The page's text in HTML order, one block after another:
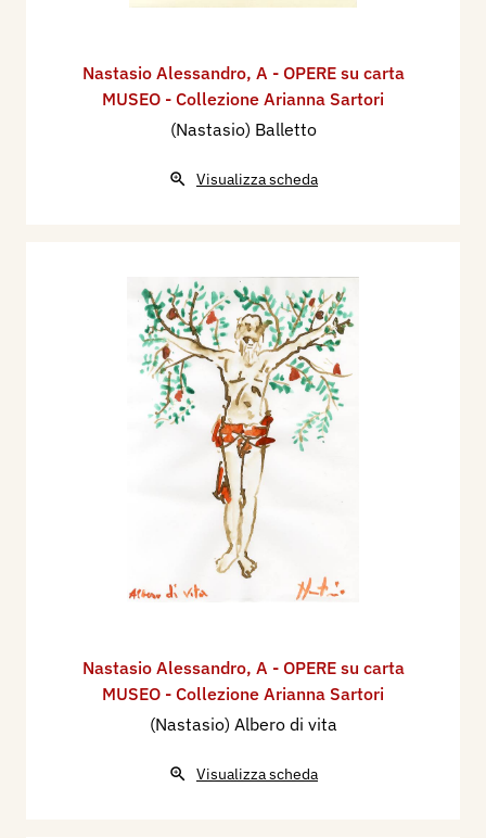
Nastasio Alessandro, A - OPERE su carta
MUSEO - Collezione Arianna Sartori
(Nastasio) Balletto
Visualizza scheda
Nastasio Alessandro, A - OPERE su carta
MUSEO - Collezione Arianna Sartori
(Nastasio) Albero di vita
Visualizza scheda